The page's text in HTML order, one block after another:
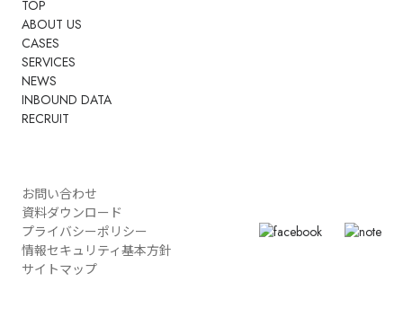
TOP
ABOUT US
CASES
SERVICES
NEWS
INBOUND DATA
RECRUIT
お問い合わせ
資料ダウンロード
プライバシーポリシー
情報セキュリティ基本方針
サイトマップ